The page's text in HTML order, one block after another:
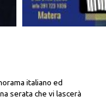
italiano ed
serata che vi lascerà